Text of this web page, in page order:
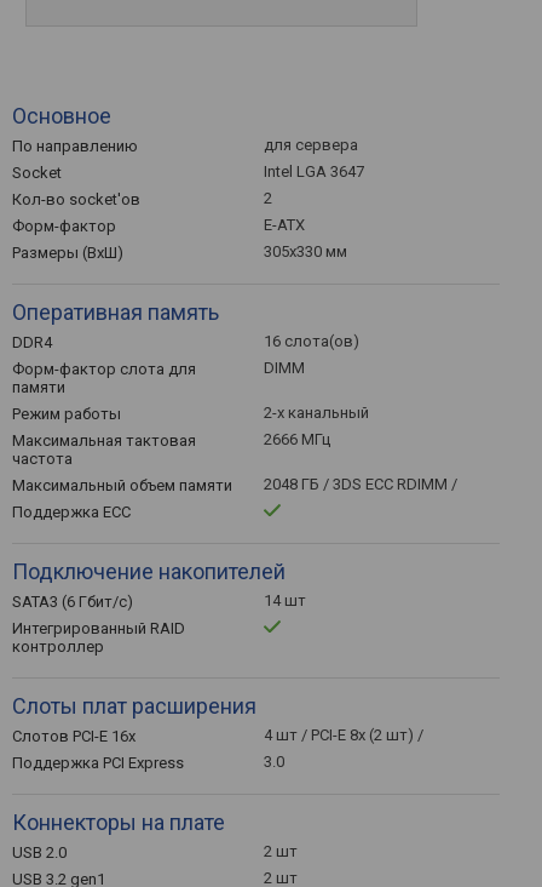
Основное
По направлению
для сервера
Socket
Intel LGA 3647
Кол-во socket'ов
2
Форм-фактор
E-ATX
Размеры (ВхШ)
305x330 мм
Оперативная память
DDR4
16 слота(ов)
Форм-фактор слота для
памяти
DIMM
Режим работы
2-х канальный
Максимальная тактовая
частота
2666 МГц
Максимальный объем памяти
2048 ГБ / 3DS ECC RDIMM /
Поддержка ECC
Подключение накопителей
SATA3 (6 Гбит/с)
14 шт
Интегрированный RAID
контроллер
Слоты плат расширения
Слотов PCI-E 16x
4 шт / PCI-E 8x (2 шт) /
Поддержка PCI Express
3.0
Коннекторы на плате
USB 2.0
2 шт
USB 3.2 gen1
2 шт